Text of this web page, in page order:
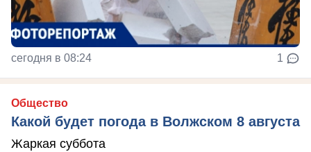
сегодня в 08:24 1
Общество
Какой будет погода в Волжском 8 августа
Жаркая суббота